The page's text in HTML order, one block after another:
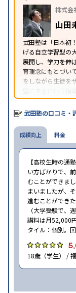
株式会
山田
武田塾は「日本初
げる自立学習型の
展開し、学力を伸
育理念にもとづい
をしながら生徒を
璧にするという指
で繰り返し問題を
いる。
武田塾の口コミ・
成績向上
【高校生時の通
い方ばかりで、
むことができま
まいましたが、
進むことができ
（大学受験で、
講料は月52,000
タイル：個別。
18歳（学生） /
料金